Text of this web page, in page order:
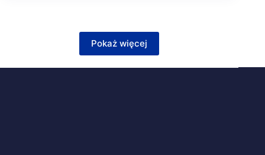
Pokaż więcej